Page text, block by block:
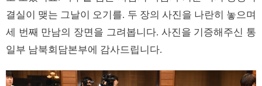
결실이 맺는 그날이 오기를. 두 장의 사진을 나란히 놓으며
세 번째 만남의 장면을 그려봅니다. 사진을 기증해주신 통
일부 남북회담본부에 감사드립니다.